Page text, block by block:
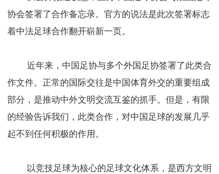
协会签署了合作备忘录。官方的说法是此次签署标志
着中法足球合作翻开崭新一页。
近年来，中国足协与多个外国足协签署了此类合
作文件。正常的国际交往是中国体育外交的重要组成
部分，是推动中外文明交流互鉴的抓手。但是，有限
的经验告诉我们，此类合作，对中国足球的发展几乎
起不到任何积极的作用。
以竞技足球为核心的足球文化体系，是西方文明